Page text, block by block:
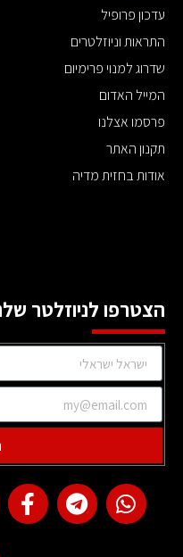
עדכון פרופיל
התראות וניוזלטרים
שדרוג למנוי פרימיום
המייל האדום
פרסמו אצלנו
תקנון האתר
אודות בחזית מדיה
הצטרפו לניוזלטר